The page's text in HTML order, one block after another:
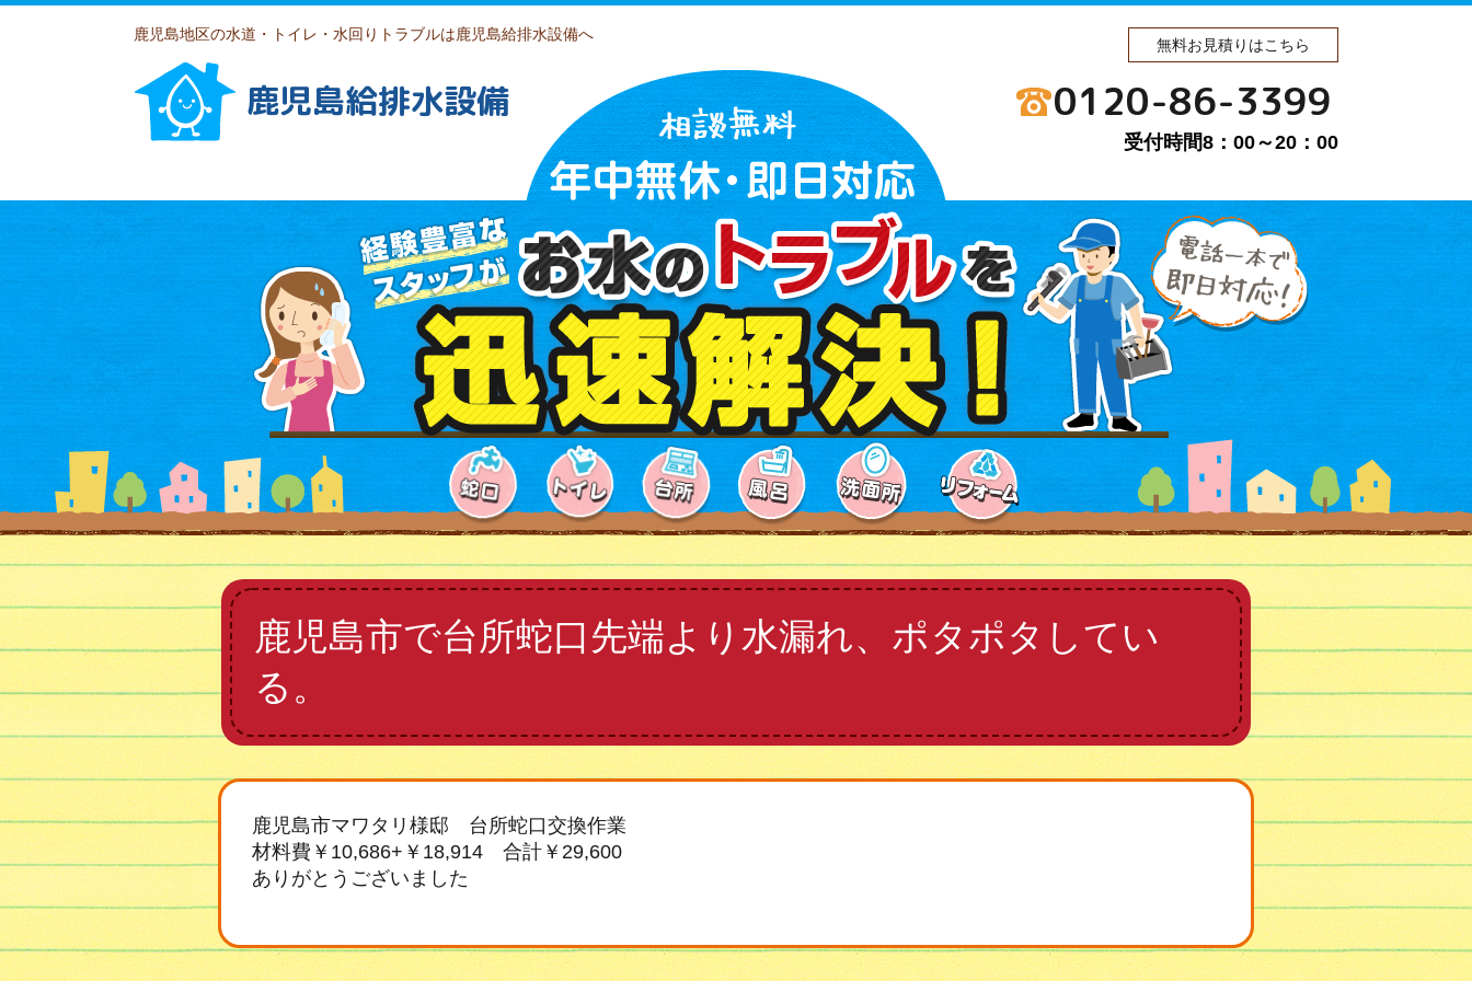
鹿児島地区の水道・トイレ・水回りトラブルは鹿児島給排水設備へ
無料お見積りはこちら
鹿児島給排水設備 0120-86-3399
受付時間8：00～20：00
鹿児島市で台所蛇口先端より水漏れ、ポタポタしてい
る。
鹿児島市マワタリ様邸 台所蛇口交換作業
材料費￥10,686+￥18,914 合計￥29,600
ありがとうございました